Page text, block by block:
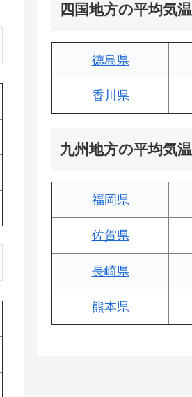
四国地方の平均気温
徳島県
香川県
九州地方の平均気温
福岡県
佐賀県
長崎県
熊本県